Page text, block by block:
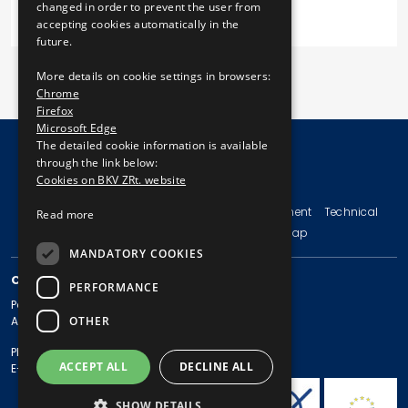
© Copyright 2026 BKV Zrt.
Imprint Terms and Conditions Legal Statement
Technical
Sitemap
CONTACT
Postal address: 1980 Budapest, Pf. 11.
Address: 1980 Budapest, Akácfa u. 15.
Phone: + 36 1 461-65-00
E-mail address: bkv@bkv.hu
changed in order to prevent the user from
accepting cookies automatically in the
future.
More details on cookie settings in browsers:
Chrome
Firefox
Microsoft Edge
The detailed cookie information is available
through the link below:
Cookies on BKV ZRt. website
Read more
MANDATORY COOKIES
PERFORMANCE
OTHER
ACCEPT ALL DECLINE ALL